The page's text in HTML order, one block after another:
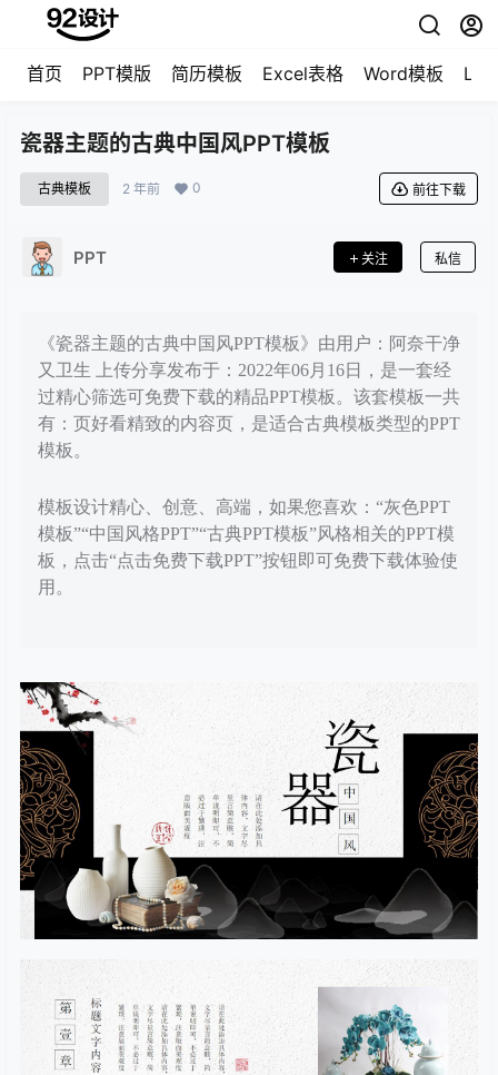
首页 PPT模版 简历模板 Excel表格 Word模板
瓷器主题的古典中国风PPT模板
古典模板 2 年前 0 前往下载
PPT 关注 私信
《瓷器主题的古典中国风PPT模板》由用户：阿奈干净
又卫生 上传分享发布于：2022年06月16日，是一套经
过精心筛选可免费下载的精品PPT模板。该套模板一共
有：页好看精致的内容页，是适合古典模板类型的PPT
模板。
模板设计精心、创意、高端，如果您喜欢：“灰色PPT
模板”“中国风格PPT”“古典PPT模板”风格相关的PPT模
板，点击“点击免费下载PPT”按钮即可免费下载体验使
用。